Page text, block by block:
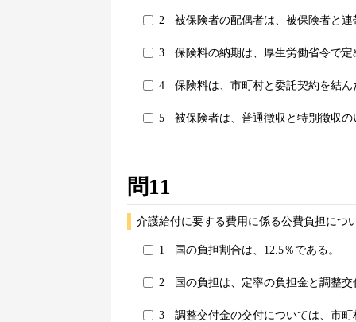
2 被保険者の配偶者は、被保険者と
3 保険料の納期は、厚生労働省令で定
4 保険料は、市町村と委託契約を結
5 被保険者は、普通徴収と特別徴収
問11
介護給付に要する費用に係る公費負担につ
1 国の負担割合は、12.5％である。
2 国の負担は、定率の負担金と調整
3 調整交付金の交付については、市